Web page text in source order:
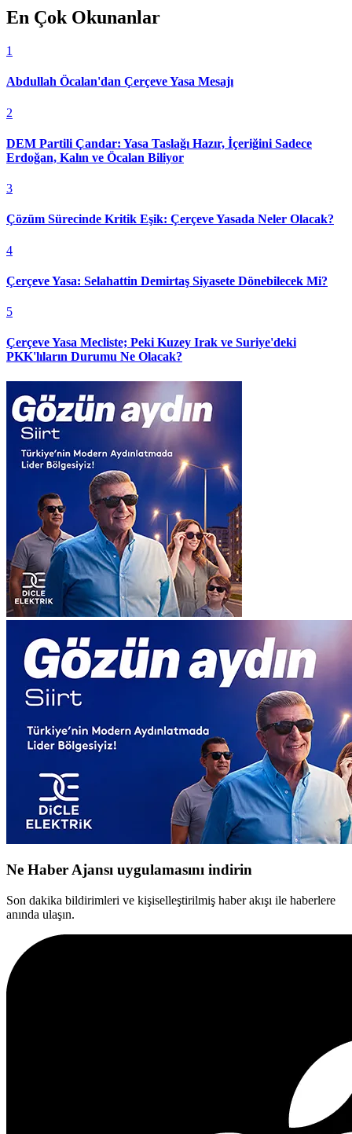
En Çok Okunanlar
1
Abdullah Öcalan'dan Çerçeve Yasa Mesajı
2
DEM Partili Çandar: Yasa Taslağı Hazır, İçeriğini Sadece
Erdoğan, Kalın ve Öcalan Biliyor
3
Çözüm Sürecinde Kritik Eşik: Çerçeve Yasada Neler Olacak?
4
Çerçeve Yasa: Selahattin Demirtaş Siyasete Dönebilecek Mi?
5
Çerçeve Yasa Mecliste; Peki Kuzey Irak ve Suriye'deki
PKK'lıların Durumu Ne Olacak?
Ne Haber Ajansı uygulamasını indirin
Son dakika bildirimleri ve kişiselleştirilmiş haber akışı ile haberlere
anında ulaşın.